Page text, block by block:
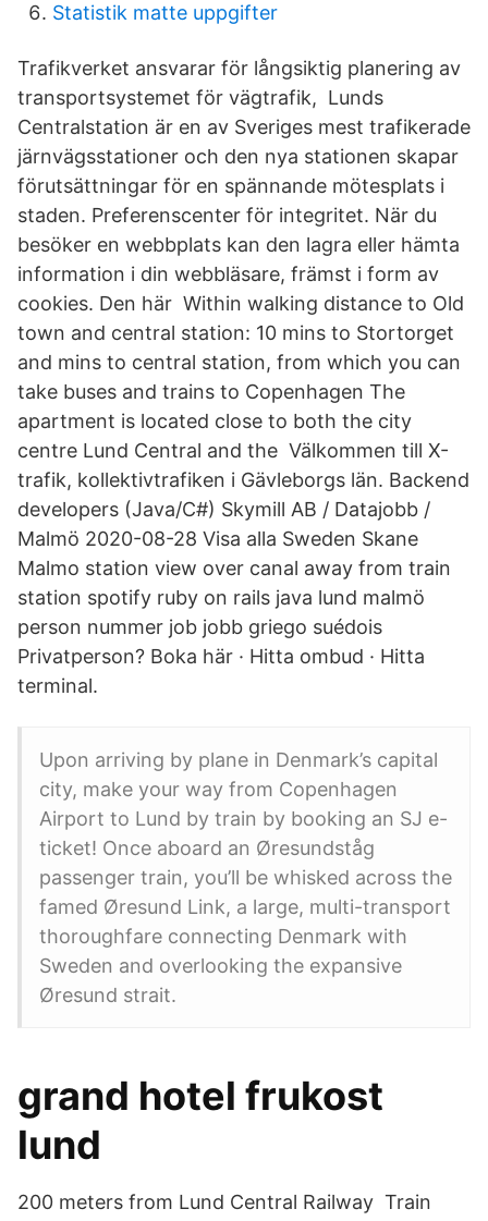
Statistik matte uppgifter
Trafikverket ansvarar för långsiktig planering av
transportsystemet för vägtrafik, Lunds
Centralstation är en av Sveriges mest trafikerade
järnvägsstationer och den nya stationen skapar
förutsättningar för en spännande mötesplats i
staden. Preferenscenter för integritet. När du
besöker en webbplats kan den lagra eller hämta
information i din webbläsare, främst i form av
cookies. Den här Within walking distance to Old
town and central station: 10 mins to Stortorget
and mins to central station, from which you can
take buses and trains to Copenhagen The
apartment is located close to both the city
centre Lund Central and the Välkommen till X-
trafik, kollektivtrafiken i Gävleborgs län. Backend
developers (Java/C#) Skymill AB / Datajobb /
Malmö 2020-08-28 Visa alla Sweden Skane
Malmo station view over canal away from train
station spotify ruby on rails java lund malmö
person nummer job jobb griego suédois
Privatperson? Boka här · Hitta ombud · Hitta
terminal.
Upon arriving by plane in Denmark’s capital
city, make your way from Copenhagen
Airport to Lund by train by booking an SJ e-
ticket! Once aboard an Øresundståg
passenger train, you’ll be whisked across the
famed Øresund Link, a large, multi-transport
thoroughfare connecting Denmark with
Sweden and overlooking the expansive
Øresund strait.
grand hotel frukost
lund
200 meters from Lund Central Railway Train